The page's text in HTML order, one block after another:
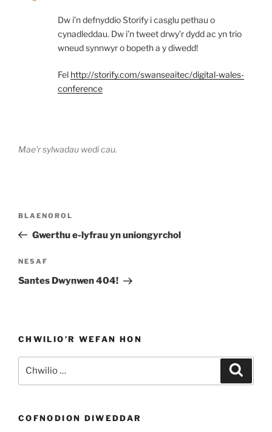
Dw i’n defnyddio Storify i casglu pethau o
cynadleddau. Dw i’n tweet drwy’r dydd ac yn trio
wneud synnwyr o bopeth a y diwedd!
Fel http://storify.com/swanseaitec/digital-wales-
conference
Mae'r sylwadau wedi cau.
Cofnod
Blaenorol
BLAENOROL
Gwerthu e-lyfrau yn uniongyrchol
Cofnod
Nesaf
NESAF
Santes Dwynwen 404!
CHWILIO’R WEFAN HON
am:
COFNODION DIWEDDAR